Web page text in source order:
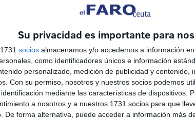
Su privacidad es importante para
socios almacenamos y/o accedemos a información
como identificadores únicos e información
personalizado, medición de publicidad y contenido,
Con su permiso, nosotros y nuestros socios podemos
mediante las características de dispositivos.
a nosotros y a nuestros 1731 socios para que
De forma alternativa, puede acceder a información más
A partir de ahí, el partido se abrió, con
las gradas.
claridad. Brahim siguió liderando el ataque,
de marcar en propia puerta. El marcador no se
y el choque concluyó con un justo reparto de puntos.